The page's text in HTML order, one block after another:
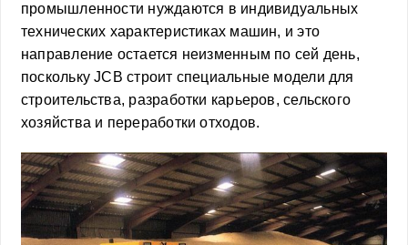
промышленности нуждаются в индивидуальных
технических характеристиках машин, и это
направление остается неизменным по сей день,
поскольку JCB строит специальные модели для
строительства, разработки карьеров, сельского
хозяйства и переработки отходов.